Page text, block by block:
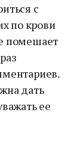
с
по крови
помешает
дать
ее